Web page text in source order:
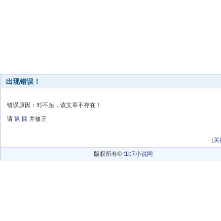
出现错误！
错误原因：对不起，该文章不存在！
请 返 回 并修正
[关
版权所有© t1b7小说网